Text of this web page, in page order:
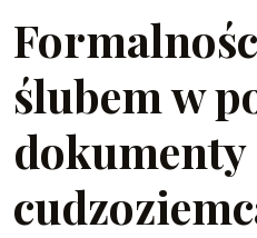
ślubem w
dokumenty